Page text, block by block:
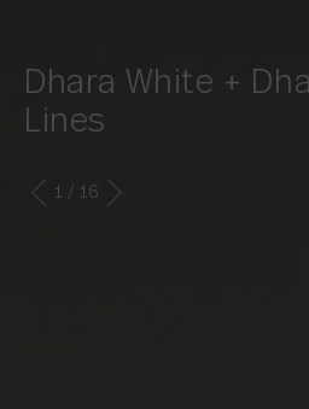
Dhara White +
Lines
1 / 16